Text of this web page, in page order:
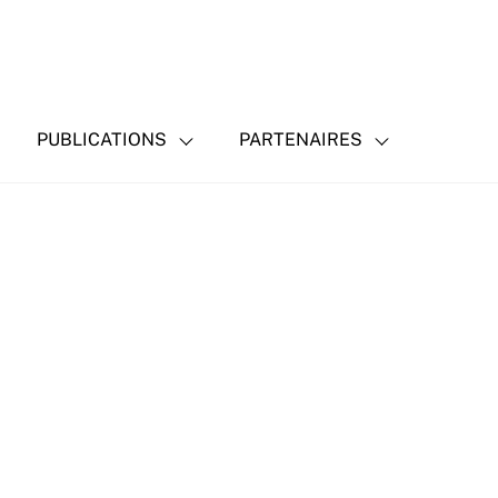
PUBLICATIONS PARTENAIRES